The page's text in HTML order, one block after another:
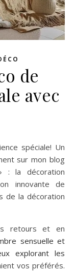
de
avec
sur mon blog
: la décoration
innovante de
de la décoration
retours et en
sensuelle et
explorant les
vos préférés.